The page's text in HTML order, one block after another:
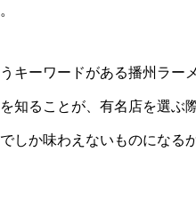
うキーワードがある播州ラ
知ることが、有名店を選ぶ
しか味わえないものになる